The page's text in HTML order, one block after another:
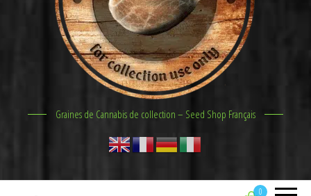
Graines de Cannabis de collection – Seed Shop Français
0